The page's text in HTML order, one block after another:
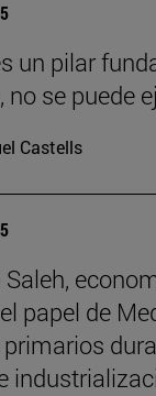
un pilar
no se puede
Castells
papel de